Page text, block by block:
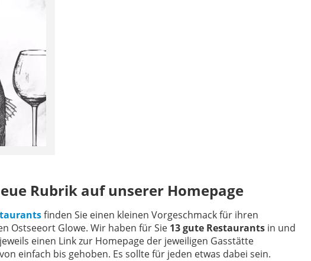
Rubrik auf unserer Homepage
finden Sie einen kleinen Vorgeschmack für ihren
Ostseeort Glowe. Wir haben für Sie 13 gute Restaurants in und
einen Link zur Homepage der jeweiligen Gasstätte
einfach bis gehoben. Es sollte für jeden etwas dabei sein.